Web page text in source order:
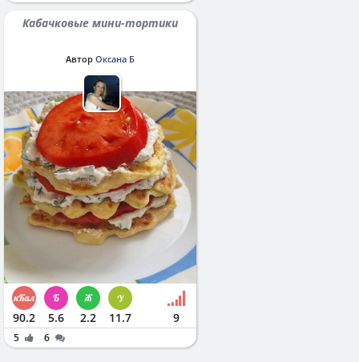
Кабачковые мини-тортики
Автор Оксана Б
90.2 5.6 2.2 11.7 9
5 6